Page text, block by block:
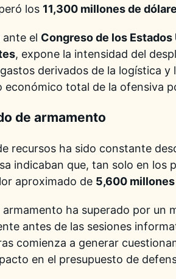
los 11,300 millones de
el Congreso de los Estados
, expone la intensidad del
derivados de la logística
económico total de la ofensiva
de armamento
recursos ha sido constante
indicaban que, tan solo en los
aproximado de 5,600
ha superado por un
antes de las sesiones
comienza a generar
en el presupuesto de